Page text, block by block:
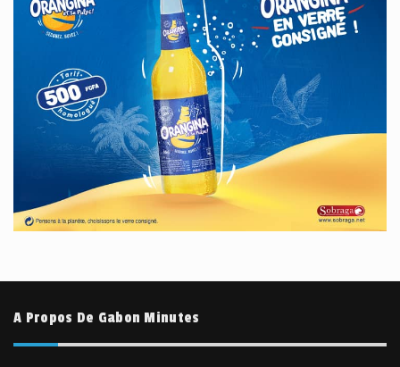
A Propos De Gabon Minutes